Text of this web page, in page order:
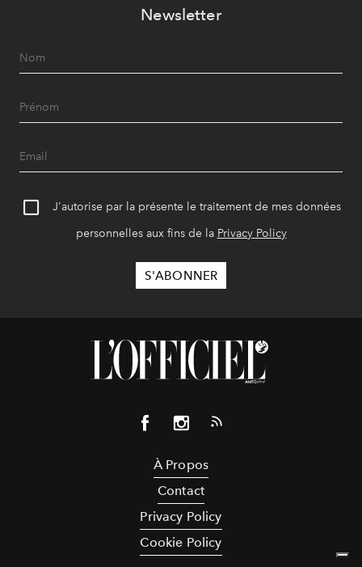
Newsletter
J'autorise par la présente le traitement de mes données
personnelles aux fins de la Privacy Policy
À Propos
Contact
Privacy Policy
Cookie Policy